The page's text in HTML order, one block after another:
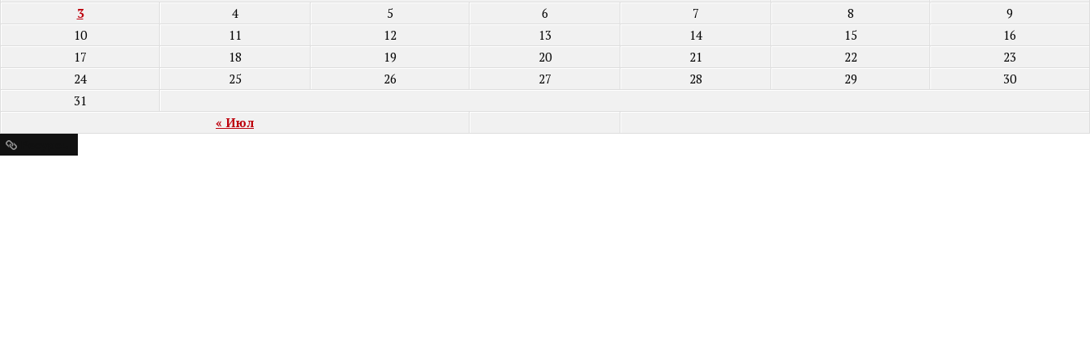
« Июл
3
4 5 6 7 8
9
10
11 12 13 14 15
16
17
18 19 20 21 22
23
24
25 26 27 28 29
30
31